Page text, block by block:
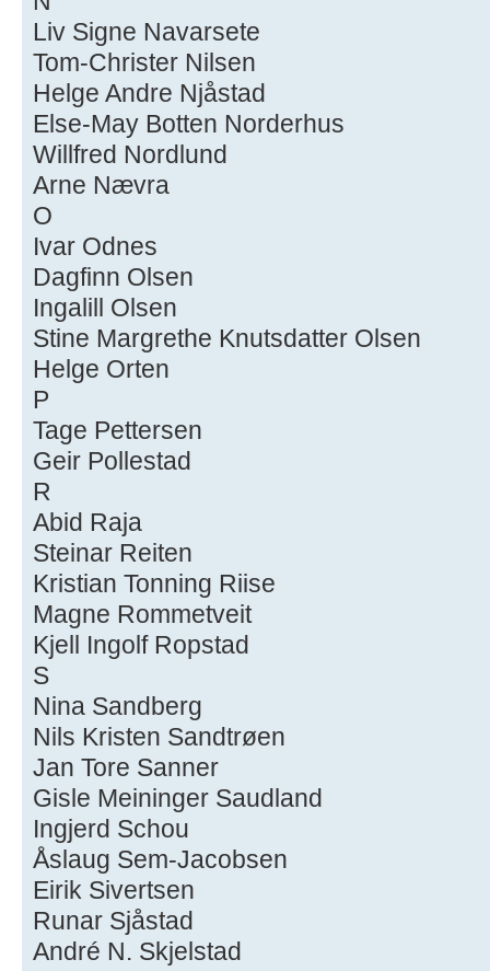
Liv Signe Navarsete
Tom-Christer Nilsen
Helge Andre Njåstad
Else-May Botten Norderhus
Willfred Nordlund
Arne Nævra
O
Ivar Odnes
Dagfinn Olsen
Ingalill Olsen
Stine Margrethe Knutsdatter Olsen
Helge Orten
P
Tage Pettersen
Geir Pollestad
R
Abid Raja
Steinar Reiten
Kristian Tonning Riise
Magne Rommetveit
Kjell Ingolf Ropstad
S
Nina Sandberg
Nils Kristen Sandtrøen
Jan Tore Sanner
Gisle Meininger Saudland
Ingjerd Schou
Åslaug Sem-Jacobsen
Eirik Sivertsen
Runar Sjåstad
André N. Skjelstad